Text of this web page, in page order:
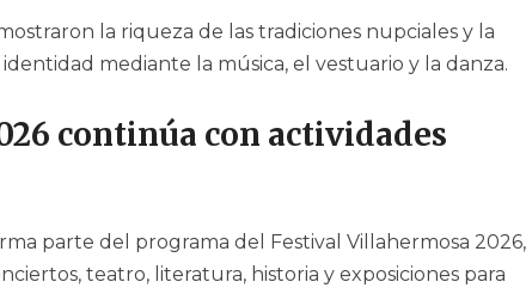
la riqueza de las tradiciones nupciales y la
mediante la música, el vestuario y la danza.
continúa con actividades
parte del programa del Festival Villahermosa 2026,
teatro, literatura, historia y exposiciones para